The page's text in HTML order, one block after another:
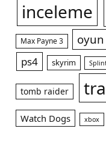
inceleme
Max Payne 3 oyun
ps4 skyrim
tomb raider
Watch Dogs xbox